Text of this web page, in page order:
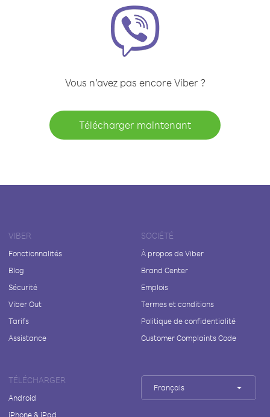
Vous n’avez pas encore Viber ?
Télécharger maintenant
VIBER
Fonctionnalités
Blog
Sécurité
Viber Out
Tarifs
Assistance
SOCIÉTÉ
À propos de Viber
Brand Center
Emplois
Termes et conditions
Politique de confidentialité
Customer Complaints Code
TÉLÉCHARGER
Android
iPhone & iPad
Français